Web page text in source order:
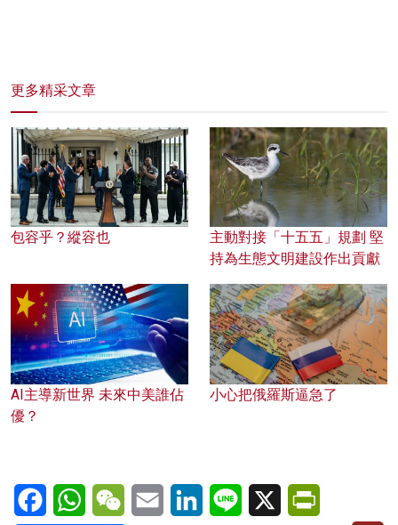
更多精采文章
包容乎？縱容也
主動對接「十五五」規劃 堅
持為生態文明建設作出貢獻
AI主導新世界 未來中美誰佔
優？
小心把俄羅斯逼急了
FacebookWhatsAppWeChatEmail LinkedInLine X